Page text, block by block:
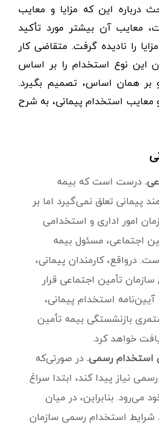
درباره این که مزایا و معایب
معایب آن بیشتر مورد تأکید
را نادیده گرفت. متقاضی کار
این نوع استخدام را بر اساس
بر همان اساس، تصمیم بگیرد.
معایب استخدام پیمانی، به شرح
درست است که بیمه
پیمانی تعلق نمی‌گیرد اما بر
امور اداری و استخدامی
اجتماعی، مسئول بیمه
درواقع، کارمندان پیمانی،
تأمین اجتماعی قرار
دارند. طبق ماده ۱۶ آیین‌نامه استخدام پیمانی،
بازنشستگی بیمه تأمین
خواهد کرد.
استخدام رسمی.در صورتی‌که
نیاز پیدا کند، ابتدا سراغ
می‌رود. بنابراین، در میان
شرایط استخدام رسمی سازمان